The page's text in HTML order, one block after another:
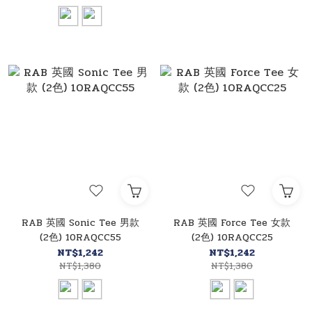
RAB 英國 Sonic Tee 男款
(2色) 10RAQCC55
NT$1,242
NT$1,380
RAB 英國 Force Tee 女款
(2色) 10RAQCC25
NT$1,242
NT$1,380